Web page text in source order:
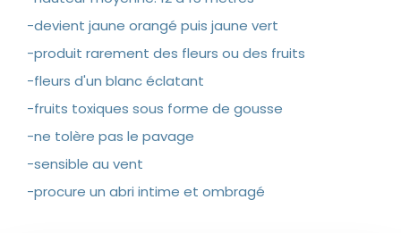
-devient jaune orangé puis jaune vert
-produit rarement des fleurs ou des fruits
-fleurs d'un blanc éclatant
-fruits toxiques sous forme de gousse
-ne tolère pas le pavage
-sensible au vent
-procure un abri intime et ombragé